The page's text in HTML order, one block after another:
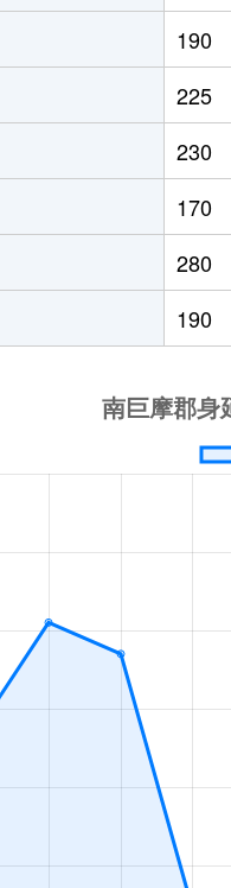
190
225
230
170
280
190